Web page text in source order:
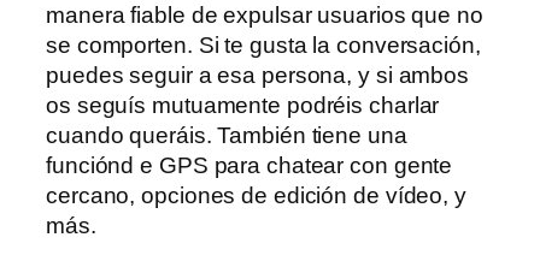
manera fiable de expulsar usuarios que no
se comporten. Si te gusta la conversación,
puedes seguir a esa persona, y si ambos
os seguís mutuamente podréis charlar
cuando queráis. También tiene una
funciónd e GPS para chatear con gente
cercano, opciones de edición de vídeo, y
más.